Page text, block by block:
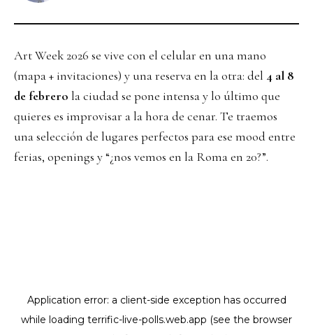
Art Week 2026 se vive con el celular en una mano
(mapa + invitaciones) y una reserva en la otra: del 4 al 8
de febrero la ciudad se pone intensa y lo último que
quieres es improvisar a la hora de cenar. Te traemos
una selección de lugares perfectos para ese mood entre
ferias, openings y “¿nos vemos en la Roma en 20?”.